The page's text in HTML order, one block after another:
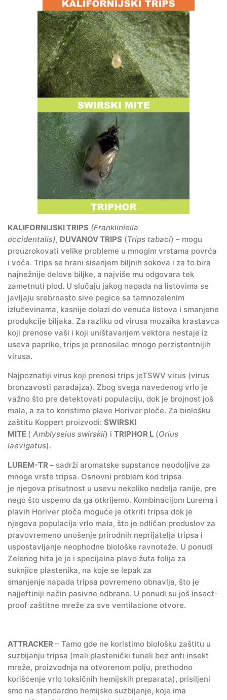
KALIFORNIJSKI TRIPS (Frankliniella
occidentalis), DUVANOV TRIPS (Trips tabaci) – mogu
prouzrokovati velike probleme u mnogim vrstama povrća
i voća. Trips se hrani sisanjem biljnih sokova i za to bira
najnežnije delove biljke, a najviše mu odgovara tek
zametnuti plod. U slučaju jakog napada na listovima se
javljaju srebrnasto sive pegice sa tamnozelenim
izlučevinama, kasnije dolazi do venuća listova i smanjene
produkcije biljaka. Za razliku od virusa mozaika krastavca
koji prenose vaši i koji uništavanjem vektora nestaje iz
useva paprike, trips je prenosilac mnogo perzistentnijih
virusa.
Najpoznatiji virus koji prenosi trips jeTSWV virus (virus
bronzavosti paradajza). Zbog svega navedenog vrlo je
važno što pre detektovati populaciju, dok je brojnost još
mala, a za to koristimo plave Horiver ploče. Za biološku
zaštitu Koppert proizvodi: SWIRSKI
MITE ( Amblyseius swirskii) i TRIPHOR L (Orius
laevigatus).
LUREM-TR– sadrži aromatske supstance neodoljive za
mnoge vrste tripsa. Osnovni problem kod tripsa
je njegova prisutnost u usevu nekoliko nedelja ranije, pre
nego što uspemo da ga otkrijemo. Kombinacijom Lurema i
plavih Horiver ploča moguće je otkriti tripsa dok je
njegova populacija vrlo mala, što je odličan preduslov za
pravovremeno unošenje prirodnih neprijatelja tripsa i
uspostavljanje neophodne biološke ravnoteže. U ponudi
Zelenog hita je je i specijalna plavo žuta folija za
suknjice plastenika, na koje se lepak za
smanjenje napada tripsa povremeno obnavlja, što je
najjeftiniji način pasivne odbrane. U ponudi su još insect-
proof zaštitne mreže za sve ventilacione otvore.
ATTRACKER – Tamo gde ne koristimo biološku zaštitu u
suzbijanju tripsa (mali plastenički tuneli bez anti insekt
mreže, proizvodnja na otvorenom polju, prethodno
korišćenje vrlo toksičnih hemijskih preparata), prisiljeni
smo na standardno hemijsko suzbijanje, koje ima